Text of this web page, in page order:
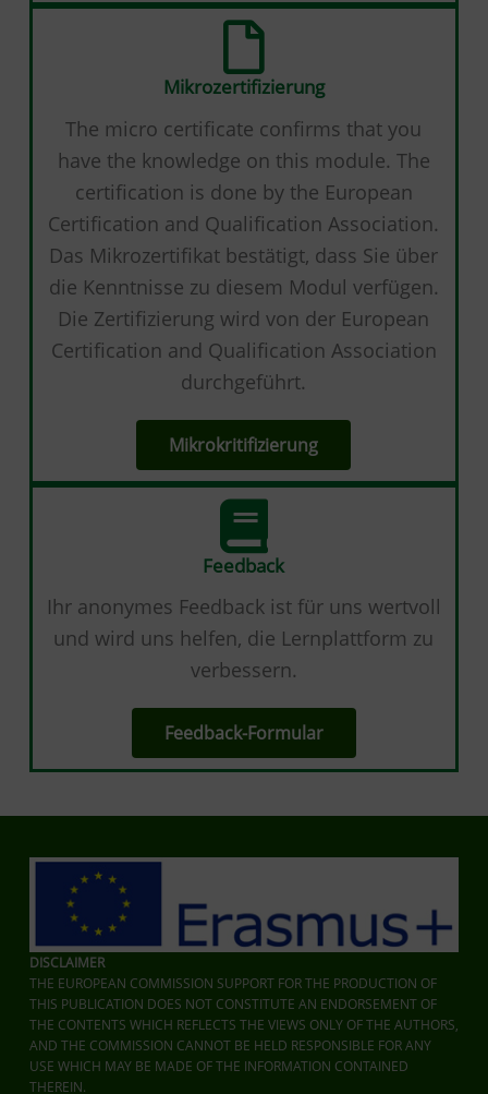
Mikrozertifizierung
The micro certificate confirms that you
have the knowledge on this module. The
certification is done by the European
Certification and Qualification Association.
Das Mikrozertifikat bestätigt, dass Sie über
die Kenntnisse zu diesem Modul verfügen.
Die Zertifizierung wird von der European
Certification and Qualification Association
durchgeführt.
Mikrokritifizierung
Feedback
Ihr anonymes Feedback ist für uns wertvoll
und wird uns helfen, die Lernplattform zu
verbessern.
Feedback-Formular
DISCLAIMER
THE EUROPEAN COMMISSION SUPPORT FOR THE PRODUCTION OF
THIS PUBLICATION DOES NOT CONSTITUTE AN ENDORSEMENT OF
THE CONTENTS WHICH REFLECTS THE VIEWS ONLY OF THE AUTHORS,
AND THE COMMISSION CANNOT BE HELD RESPONSIBLE FOR ANY
USE WHICH MAY BE MADE OF THE INFORMATION CONTAINED
THEREIN.